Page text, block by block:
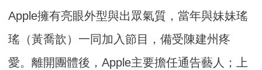
Apple擁有亮眼外型與出眾氣質，當年與妹妹瑤
瑤（黃喬歆）一同加入節目，備受陳建州疼
愛。離開團體後，Apple主要擔任通告藝人；上